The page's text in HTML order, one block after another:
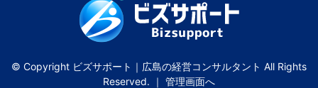
© Copyright ビズサポート｜広島の経営コンサルタント All Rights
Reserved. ｜ 管理画面へ